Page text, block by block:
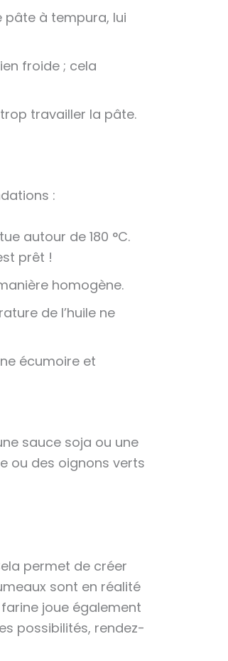
pâte à tempura, lui
froide ; cela
travailler la pâte.
:
autour de 180 °C.
prêt !
homogène.
de l’huile ne
écumoire et
sauce soja ou une
ou des oignons verts
permet de créer
sont en réalité
joue également
possibilités, rendez-